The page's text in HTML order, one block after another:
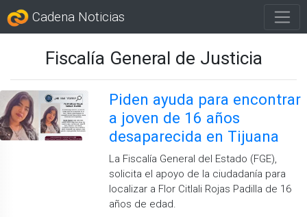
Cadena Noticias
Fiscalía General de Justicia
Piden ayuda para encontrar
a joven de 16 años
desaparecida en Tijuana
La Fiscalía General del Estado (FGE),
solicita el apoyo de la ciudadanía para
localizar a Flor Citlali Rojas Padilla de 16
años de edad.